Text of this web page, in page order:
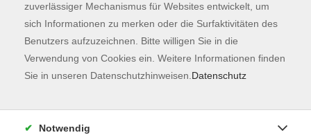
Kontaktformular
Impressum
AGB
Datenschutzerklärung
zuverlässiger Mechanismus für Websites entwickelt, um
sich Informationen zu merken oder die Surfaktivitäten des
Benutzers aufzuzeichnen. Bitte willigen Sie in die
Verwendung von Cookies ein. Weitere Informationen finden
Sie in unseren Datenschutzhinweisen. Datenschutz
Notwendig